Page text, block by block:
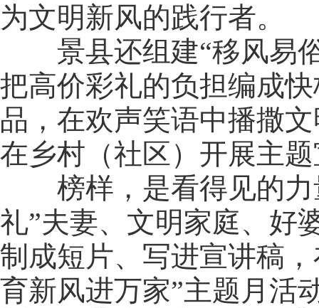
为文明新风的践行者。
景县还组建“移风易俗
把高价彩礼的负担编成
品，在欢声笑语中播撒
在乡村（社区）开展主
榜样，是看得见的力
礼”夫妻、文明家庭、好
制成短片、写进宣讲稿
育新风进万家”主题月活